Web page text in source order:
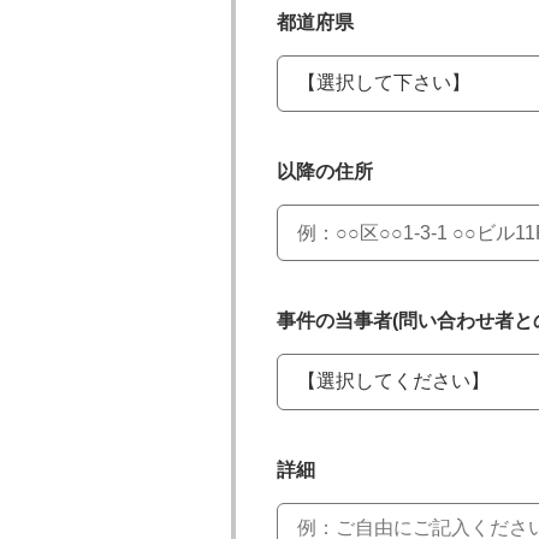
都道府県
以降の住所
事件の当事者(問い合わせ者と
詳細